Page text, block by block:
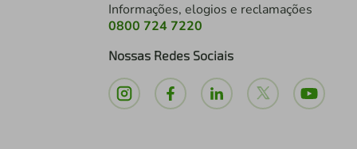
Informações, elogios e reclamações
0800 724 7220
Nossas Redes Sociais